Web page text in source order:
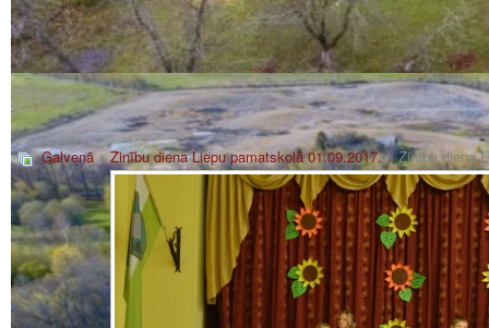
Galvenā»Zinību diena Liepu pamatskolā 01.09.2017.» Zinību diena